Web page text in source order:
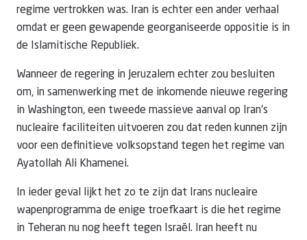
regime vertrokken was. Iran is echter een ander verhaal
omdat er geen gewapende georganiseerde oppositie is in
de Islamitische Republiek.
Wanneer de regering in Jeruzalem echter zou besluiten
om, in samenwerking met de inkomende nieuwe regering
in Washington, een tweede massieve aanval op Iran's
nucleaire faciliteiten uitvoeren zou dat reden kunnen zijn
voor een definitieve volksopstand tegen het regime van
Ayatollah Ali Khamenei.
In ieder geval lijkt het zo te zijn dat Irans nucleaire
wapenprogramma de enige troefkaart is die het regime
in Teheran nu nog heeft tegen Israël. Iran heeft nu